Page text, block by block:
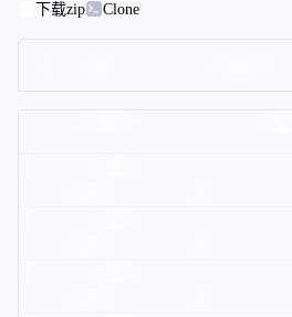
下载zip
Clone